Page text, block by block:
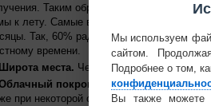
Таким образом, уровень
к лету. Самые высокие уровни
Так, 60% радиации приходит
времени.
Широта места. Чем ближе к экватору,
покров.
Уровень УФ-радиации
при некоторой облачности, излучение
Мы используем
сайтом.
Подробнее о том,
Вы также можете